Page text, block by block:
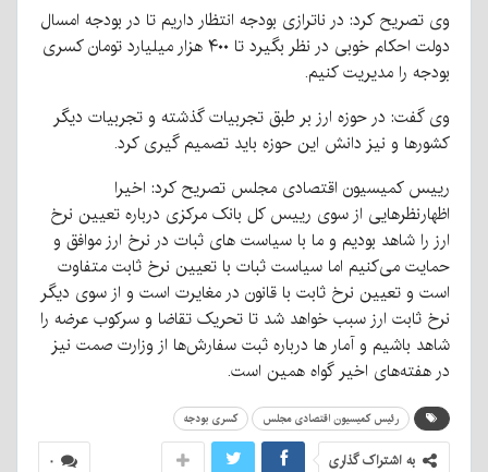
وی تصریح کرد: در ناترازی بودجه انتظار داریم تا در بودجه امسال
دولت احکام خوبی در نظر بگیرد تا ۴۰۰ هزار میلیارد تومان کسری
بودجه را مدیریت کنیم.
وی گفت: در حوزه ارز بر طبق تجربیات گذشته و تجربیات دیگر
کشورها و نیز دانش این حوزه باید تصمیم گیری کرد.
رییس کمیسیون اقتصادی مجلس تصریح کرد: اخیرا
اظهارنظرهایی از سوی رییس کل بانک مرکزی درباره تعیین نرخ
ارز را شاهد بودیم و ما با سیاست های ثبات در نرخ ارز موافق و
حمایت می‌کنیم اما سیاست ثبات با تعیین نرخ ثابت متفاوت
است و تعیین نرخ ثابت با قانون در مغایرت است و از سوی دیگر
نرخ ثابت ارز سبب خواهد شد تا تحریک تقاضا و سرکوب عرضه را
شاهد باشیم و آمار ها درباره ثبت سفارش‌ها از وزارت صمت نیز
در هفته‌های اخیر گواه همین است.
رئیس کمیسیون اقتصادی مجلس کسری بودجه
۰ به اشتراک گذاری